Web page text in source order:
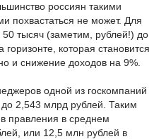
россиян такими
похвастаться не может. Для
тысяч (заметим, рублей!) до
которая становится
и снижение доходов на 9%.
одной из госкомпаний
2,543 млрд рублей. Таким
правления в среднем
или 12,5 млн рублей в